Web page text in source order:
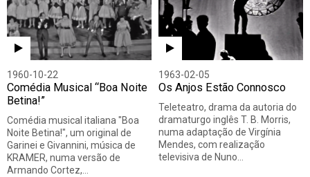
Todos Vídeo Áudio
1960-10-22
Comédia Musical “Boa Noite
Betina!”
Comédia musical italiana "Boa
Noite Betina!", um original de
Garinei e Givannini, música de
KRAMER, numa versão de
Armando Cortez,…
1963-02-05
Os Anjos Estão Connosco
Teleteatro, drama da autoria do
dramaturgo inglês T. B. Morris,
numa adaptação de Virgínia
Mendes, com realização
televisiva de Nuno…